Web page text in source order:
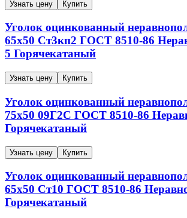
Узнать цену Купить
Уголок оцинкованный
65х50 Ст3кп2 ГОСТ 8510-86
5 Горячекатаный
Узнать цену Купить
Уголок оцинкованный
75х50 09Г2С ГОСТ 8510-86
Горячекатаный
Узнать цену Купить
Уголок оцинкованный
65х50 Ст10 ГОСТ 8510-86
Горячекатаный